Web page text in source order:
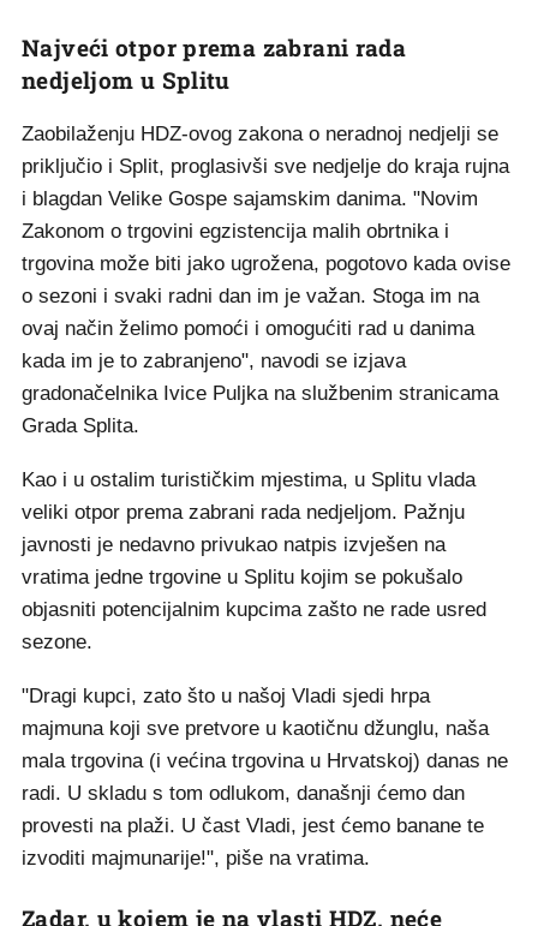
Najveći otpor prema zabrani rada
nedjeljom u Splitu
Zaobilaženju HDZ-ovog zakona o neradnoj nedjelji se
priključio i Split, proglasivši sve nedjelje do kraja rujna
i blagdan Velike Gospe sajamskim danima. "Novim
Zakonom o trgovini egzistencija malih obrtnika i
trgovina može biti jako ugrožena, pogotovo kada ovise
o sezoni i svaki radni dan im je važan. Stoga im na
ovaj način želimo pomoći i omogućiti rad u danima
kada im je to zabranjeno", navodi se izjava
gradonačelnika Ivice Puljka na službenim stranicama
Grada Splita.
Kao i u ostalim turističkim mjestima, u Splitu vlada
veliki otpor prema zabrani rada nedjeljom. Pažnju
javnosti je nedavno privukao natpis izvješen na
vratima jedne trgovine u Splitu kojim se pokušalo
objasniti potencijalnim kupcima zašto ne rade usred
sezone.
"Dragi kupci, zato što u našoj Vladi sjedi hrpa
majmuna koji sve pretvore u kaotičnu džunglu, naša
mala trgovina (i većina trgovina u Hrvatskoj) danas ne
radi. U skladu s tom odlukom, današnji ćemo dan
provesti na plaži. U čast Vladi, jest ćemo banane te
izvoditi majmunarije!", piše na vratima.
Zadar, u kojem je na vlasti HDZ, neće